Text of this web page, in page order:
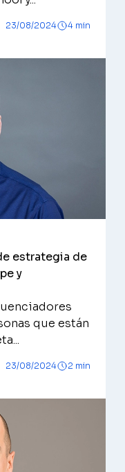
23/08/2024 4 min
estrategia de
y
que están
23/08/2024 2 min